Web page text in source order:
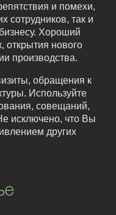
и помехи,
сотрудников, так и
Хороший
открытия нового
производства.
обращения к
Используйте
совещаний,
исключено, что Вы
других